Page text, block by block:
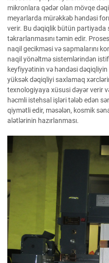
mikronlara qədər olan mövqe
meyarlarda mürəkkəb həndəsi
verir. Bu dəqiqlik bütün partiyada
təkrarlanmasını təmin edir.
naqil gecikməsi və sapmalarını
naqil yönəltmə sistemlərindən
keyfiyyətinin və həndəsi
yüksək dəqiqliyi saxlamaq
texnologiyaya xüsusi dəyər verir
həcmli istehsal işləri tələb edən
qiymətli edir, məsələn, kosmik
alətlərinin hazırlanması.